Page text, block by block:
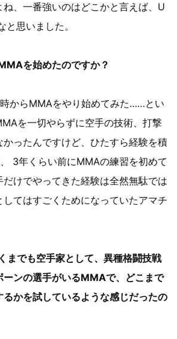
、一番強いのはどこかと言えば、U
と思いました。
を始めたのですか？
からMMAをやり始めてみた……とい
を一切やらずに空手の技術、打撃
かったんですけど、ひたすら経験を積
3年くらい前にMMAの練習を初めて
けでやってきた経験は全然無駄では
てはすごくためになっていたアマチ
までも空手家として、異種格闘技戦
ーンの選手がいるMMAで、どこまで
るかを試しているような感じだったの